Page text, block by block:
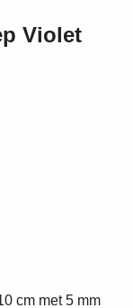
Violet
cm met 5 mm